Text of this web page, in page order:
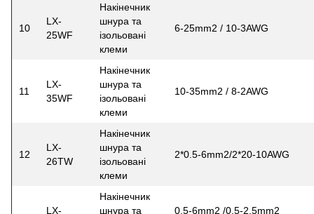
10
LX-
25WF
Накінечник
шнура та
ізольовані
клеми
6-25mm2 / 10-3AWG
11
LX-
35WF
Накінечник
шнура та
ізольовані
клеми
10-35mm2 / 8-2AWG
12
LX-
26TW
Накінечник
шнура та
ізольовані
клеми
2*0.5-6mm2/2*20-10AWG
LX-
Накінечник
шнура та
0.5-6mm2 /0.5-2.5mm2